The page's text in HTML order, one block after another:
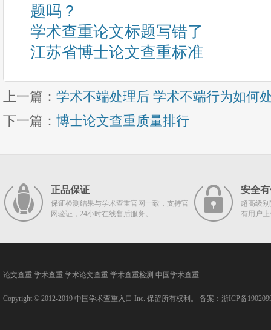
题吗？
学术查重论文标题写错了
江苏省博士论文查重标准
上一篇： 学术不端处理后 学术不端行为如何
下一篇： 博士论文查重质量排行
正品保证
保证检测结果与学术查重官网一致，支持官
网验证，24小时在线售后服务。
安全
超高级
有用户
论文查重 学术查重 学术论文查重 学术查重检测 中国学术查重
Copyright © 2012-2019 中国学术查重入口 Inc. 保留所有权利。 备案： 浙ICP备